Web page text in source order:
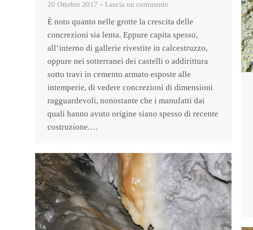
20 Ottobre 2017
Lascia un commento
È noto quanto nelle grotte la crescita delle
concrezioni sia lenta. Eppure capita spesso,
all’interno di gallerie rivestite in calcestruzzo,
oppure nei sotterranei dei castelli o addirittura
sotto travi in cemento armato esposte alle
intemperie, di vedere concrezioni di dimensioni
ragguardevoli, nonostante che i manufatti dai
quali hanno avuto origine siano spesso di recente
costruzione.…